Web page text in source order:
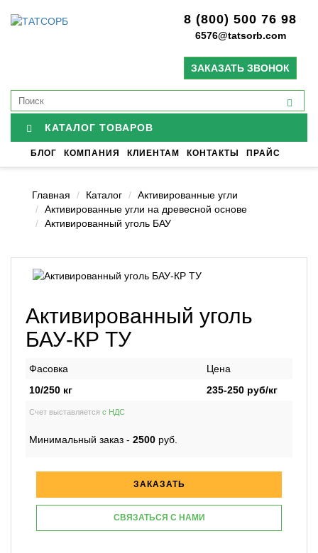
8 (800) 500 76 98
6576@tatsorb.com
ЗАКАЗАТЬ ЗВОНОК
КАТАЛОГ ТОВАРОВ
БЛОГ КОМПАНИЯ КЛИЕНТАМ КОНТАКТЫ ПРАЙС
Главная Каталог
Активированные угли
Активированные угли на древесной основе
Активированный уголь БАУ
Активированный уголь
БАУ-КР ТУ
Фасовка
Цена
10/250 кг
235-250 руб/кг
Счет выставляется с НДС
Минимальный заказ - 2500 руб.
ЗАКАЗАТЬ
СВЯЗАТЬСЯ С НАМИ